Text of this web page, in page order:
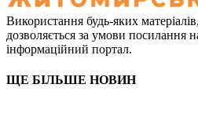
Використання будь-яких
дозволяється за умови
інформаційний портал.
ЩЕ БІЛЬШЕ НОВИН